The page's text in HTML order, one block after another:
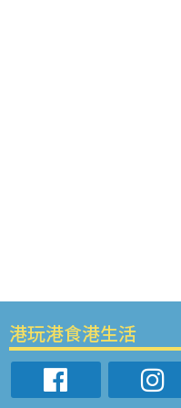
港玩港食港生活